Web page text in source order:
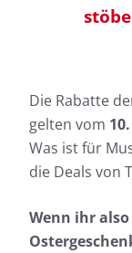
Die Rabatte
gelten vom 10.
Was ist für
die Deals von
Wenn ihr